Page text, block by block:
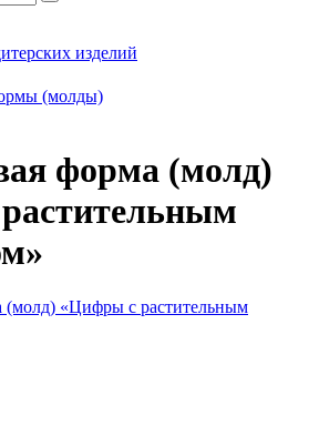
изделий
(молды)
форма (молд)